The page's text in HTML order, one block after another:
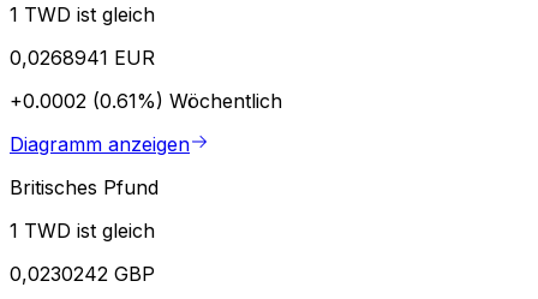
1 TWD ist gleich
0,0268941 EUR
+0.0002 (0.61%) Wöchentlich
Diagramm anzeigen
Britisches Pfund
1 TWD ist gleich
0,0230242 GBP